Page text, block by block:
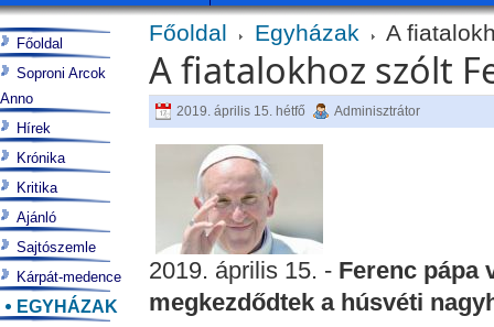
Főoldal Egyházak A
A fiatalokhoz szólt
2019. április 15. hétfő Adminisztrátor
2019. április 15. -Ferenc pápa
megkezdődtek a húsvéti
Főoldal
Soproni Arcok
Anno
Hírek
Krónika
Kritika
Ajánló
Sajtószemle
Kárpát-medence
EGYHÁZAK